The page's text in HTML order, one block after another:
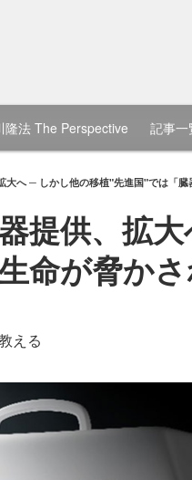
隆法 The Perspective 記事一
大へ ─ しかし他の移植"先進国"では「
提供、拡
命が脅か
える